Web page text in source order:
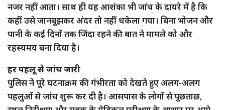
नजर नहीं आता। साथ ही यह आशंका भी जांच के दायरे में है कि
कहीं उसे जानबूझकर अंदर तो नहीं धकेला गया। बिना भोजन और
पानी के कई दिनों तक जिंदा रहने की बात ने मामले को और
रहस्यमय बना दिया है।
हर पहलू से जांच जारी
पुलिस ने पूरे घटनाक्रम की गंभीरता को देखते हुए अलग-अलग
पहलुओं से जांच शुरू कर दी है। आसपास के लोगों से पूछताछ,